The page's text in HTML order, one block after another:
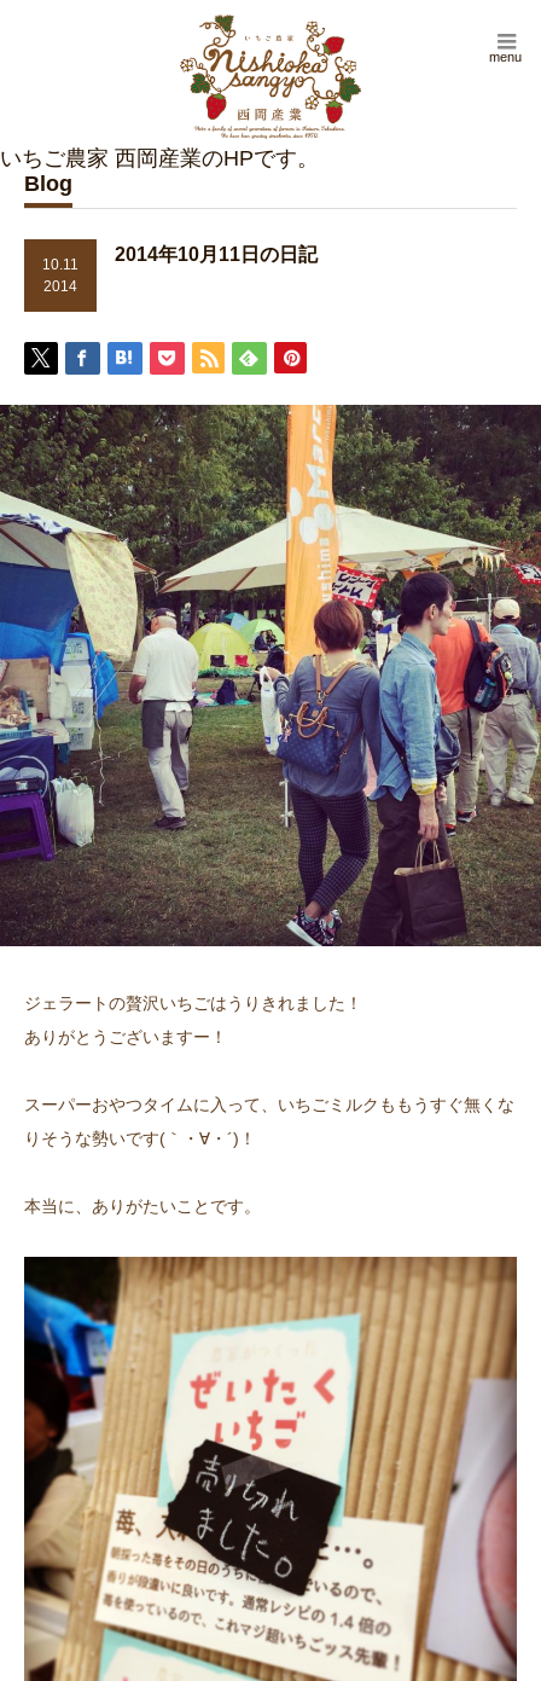
menu
Blog
10.11
2014
2014年10月11日の日記
ジェラートの贅沢いちごはうりきれました！
ありがとうございますー！
スーパーおやつタイムに入って、いちごミルクももうすぐ無くな
りそうな勢いです(｀・∀・´)！
本当に、ありがたいことです。